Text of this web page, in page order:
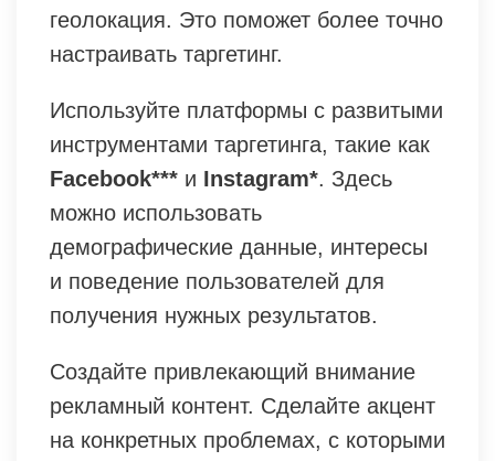
геолокация. Это поможет более точно
настраивать таргетинг.
Используйте платформы с развитыми
инструментами таргетинга, такие как
Facebook*** и Instagram*. Здесь
можно использовать
демографические данные, интересы
и поведение пользователей для
получения нужных результатов.
Создайте привлекающий внимание
рекламный контент. Сделайте акцент
на конкретных проблемах, с которыми